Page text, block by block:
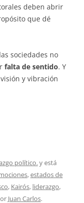
deben abrir
que dé
sociedades no
falta de sentido. Y
y vibración
político.y está
,estados de
, Kairós, liderazgo,
Juan Carlos.